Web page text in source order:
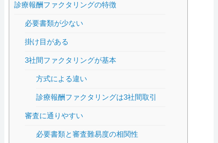
診療報酬ファクタリングの特徴
必要書類が少ない
掛け目がある
3社間ファクタリングが基本
方式による違い
診療報酬ファクタリングは3社間取引
審査に通りやすい
必要書類と審査難易度の相関性